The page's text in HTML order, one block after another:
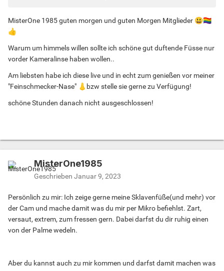
MisterOne 1985 guten morgen und guten Morgen Mitglieder 😃🏳️‍🌈
👍
Warum um himmels willen sollte ich schöne gut duftende Füsse nur
vorder Kameralinse haben wollen..
Am liebsten habe ich diese live und in echt zum genießen vor meiner
"Feinschmecker-Nase" 👃 bzw stelle sie gerne zu Verfügung!
schöne Stunden danach nicht ausgeschlossen!
MisterOne1985
Geschrieben Januar 9, 2023
Persönlich zu mir: Ich zeige gerne meine Sklavenfüße(und mehr) vor
der Cam und mache damit was du mir per Mikro befiehlst. Zart,
versaut, extrem, zum fressen gern. Dabei darfst du dir ruhig einen
von der Palme wedeln.
Aber du kannst auch zu mir kommen und darfst damit machen was